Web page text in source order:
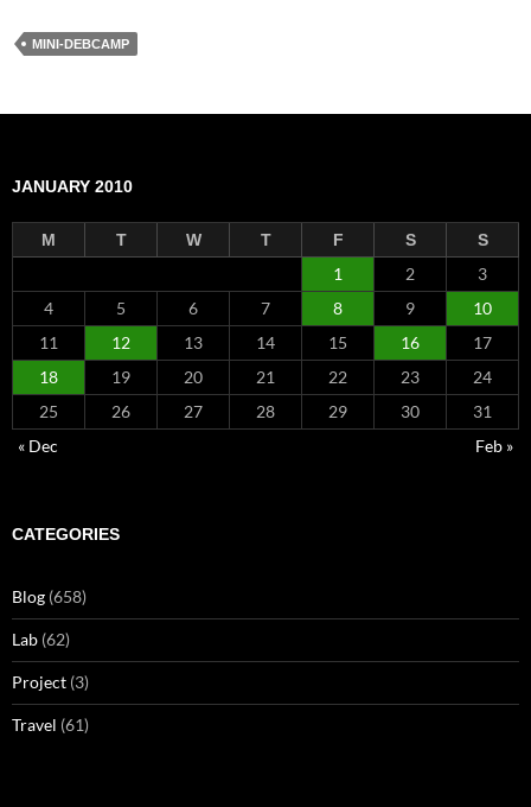
MINI-DEBCAMP
JANUARY 2010
M T W T F S S
1 2
3
4
5 6 7 8 9
10
11
12 13 14 15 16
17
18
19 20 21 22 23
24
25
26 27 28 29 30
31
« Dec
Feb »
CATEGORIES
Blog (658)
Lab (62)
Project (3)
Travel (61)